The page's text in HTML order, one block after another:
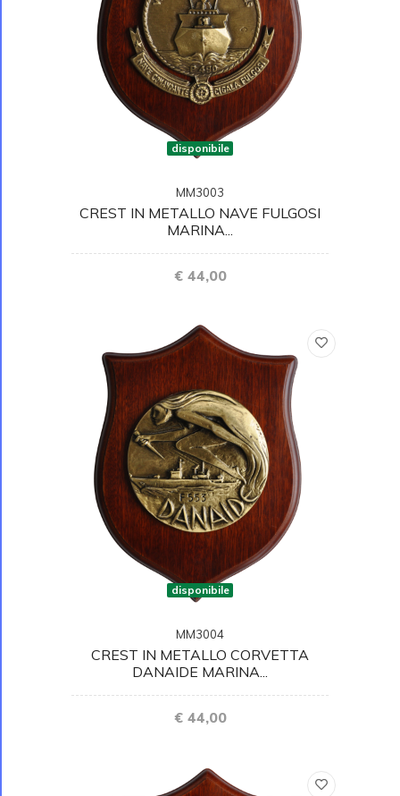
disponibile
MM3003
CREST IN METALLO NAVE FULGOSI
MARINA...
€ 44,00
disponibile
MM3004
CREST IN METALLO CORVETTA
DANAIDE MARINA...
€ 44,00